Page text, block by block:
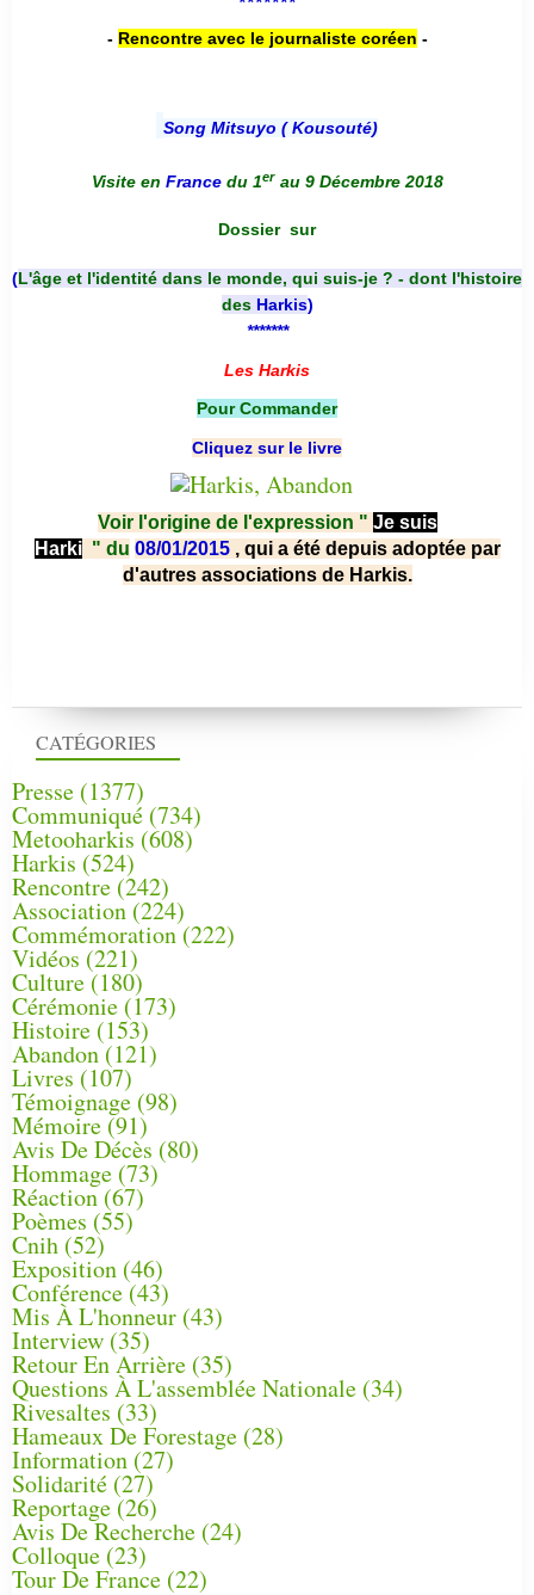
CATÉGORIES
Presse (1377)
Communiqué (734)
Metooharkis (608)
Harkis (524)
Rencontre (242)
Association (224)
Commémoration(222)
Vidéos (221)
Culture(180)
Cérémonie (173)
Histoire (153)
Abandon(121)
Livres (107)
Témoignage (98)
Mémoire (91)
Avis De Décès (80)
Hommage (73)
Réaction(67)
Poèmes (55)
Cnih (52)
Exposition (46)
Conférence(43)
Mis À L'honneur (43)
Interview (35)
Retour En Arrière (35)
Questions À L'assemblée Nationale (34)
Rivesaltes (33)
Hameaux De Forestage (28)
Information (27)
Solidarité (27)
Reportage(26)
Avis De Recherche (24)
Colloque (23)
Tour De France (22)
- Rencontre avec le journaliste coréen -
Song Mitsuyo ( Kousouté)
Visite en France du 1er au 9 Décembre 2018
Dossier sur
(L'âge et l'identité dans le monde, qui suis-je ? - dont l'histoire
des Harkis)
*******
Les Harkis
Pour Commander
Cliquez sur le livre
Voir l'origine de l'expression " Je suis
Harki " du 08/01/2015 , qui a été depuis adoptée par
d'autres associations de Harkis.